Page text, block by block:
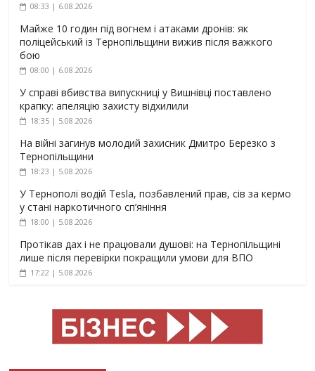
08:33 | 6.08.2026
Майже 10 годин під вогнем і атаками дронів: як
поліцейський із Тернопільщини вижив після важкого
бою
08:00 | 6.08.2026
У справі вбивства випускниці у Вишнівці поставлено
крапку: апеляцію захисту відхилили
18:35 | 5.08.2026
На війні загинув молодий захисник Дмитро Березко з
Тернопільщини
18:23 | 5.08.2026
У Тернополі водій Tesla, позбавлений прав, сів за кермо
у стані наркотичного сп’яніння
18:00 | 5.08.2026
Протікав дах і не працювали душові: на Тернопільщині
лише після перевірки покращили умови для ВПО
17:22 | 5.08.2026